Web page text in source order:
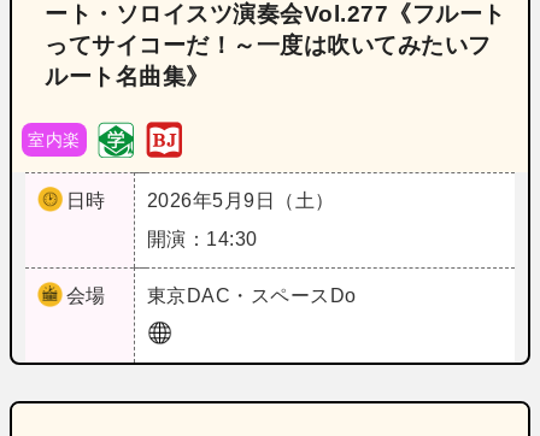
ート・ソロイスツ演奏会Vol.277《フルート
ってサイコーだ！～一度は吹いてみたいフ
ルート名曲集》
室内楽
日時
2026年5月9日（土）
開演：14:30
会場 東京DAC・スペースDo